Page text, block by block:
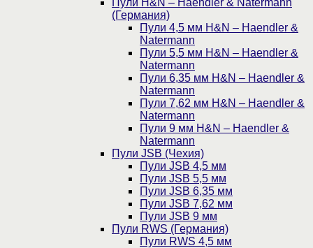
Пули H&N – Haendler & Natermann
(Германия)
Пули 4,5 мм H&N – Haendler &
Natermann
Пули 5,5 мм H&N – Haendler &
Natermann
Пули 6,35 мм H&N – Haendler &
Natermann
Пули 7,62 мм H&N – Haendler &
Natermann
Пули 9 мм H&N – Haendler &
Natermann
Пули JSB (Чехия)
Пули JSB 4,5 мм
Пули JSB 5,5 мм
Пули JSB 6,35 мм
Пули JSB 7,62 мм
Пули JSB 9 мм
Пули RWS (Германия)
Пули RWS 4,5 мм